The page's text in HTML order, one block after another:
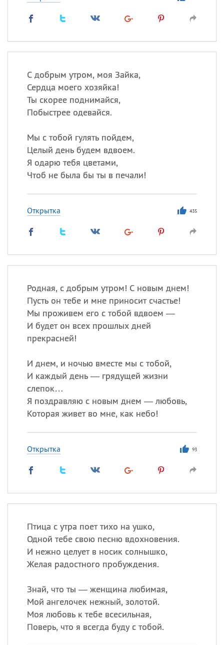
С добрым утром, моя Зайка,
Сердца моего хозяйка!
Ты скорее поднимайся,
Побыстрее одевайся.
Мы с тобой гулять пойдем,
Целый день будем вдвоем.
Я одарю тебя цветами,
Чтоб не была бы ты в печали!
Открытка 435
Родная, с добрым утром! С новым днем!
Пусть он тебе и мне приносит счастье!
Мы проживем его с тобой вдвоем —
И будет он всех прошлых дней
прекрасней!
И днем, и ночью вместе мы с тобой,
И каждый день — грядущей жизни
слепок…
Я поздравляю с новым днем — любовь,
Которая живет во мне, как небо!
Открытка 93
Птица с утра поет тихо на ушко,
Одной тебе свою песню вдохновения.
И нежно целует в носик солнышко,
Желая радостного пробуждения.
Знай, что ты — женщина любимая,
Мой ангелочек нежный, золотой.
Моя любовь к тебе всесильная,
Поверь, что я всегда буду с тобой.